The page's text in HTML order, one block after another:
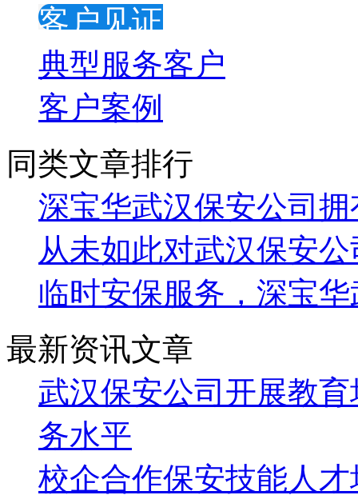
客户见证
典型服务客户
客户案例
同类文章排行
深宝华武汉保安公司
从未如此对武汉保安
临时安保服务，深宝
最新资讯文章
武汉保安公司开展教
务水平
校企合作保安技能人